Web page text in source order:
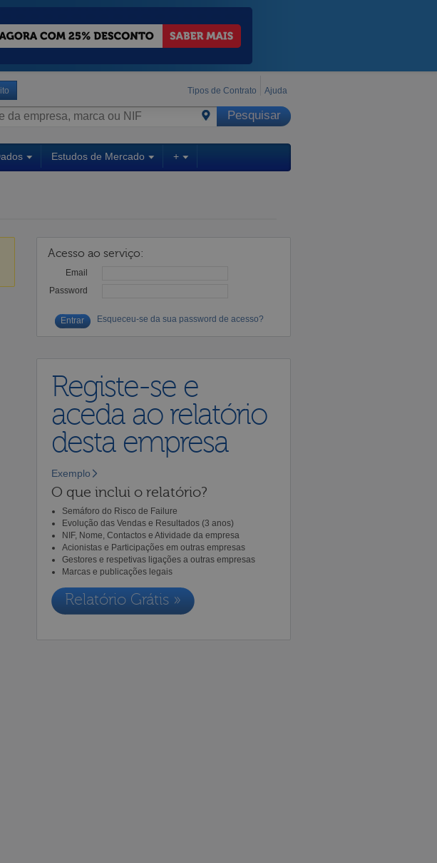
Tipos de Contrato Ajuda
Estudos de Mercado +
Acesso ao serviço:
Email
Password
Esqueceu-se da sua password de acesso?
Registe-se e
aceda ao relatório
desta empresa
Exemplo
O que inclui o relatório?
Semáforo do Risco de Failure
Evolução das Vendas e Resultados (3 anos)
NIF, Nome, Contactos e Atividade da empresa
Acionistas e Participações em outras empresas
Gestores e respetivas ligações a outras empresas
Marcas e publicações legais
Relatório Grátis »